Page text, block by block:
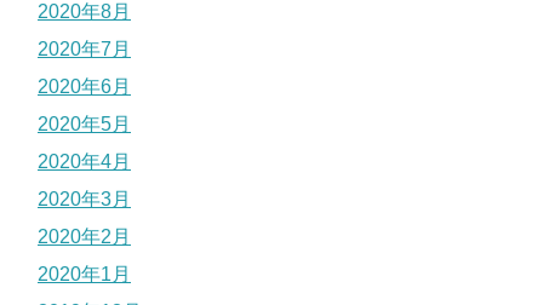
2020年8月
2020年7月
2020年6月
2020年5月
2020年4月
2020年3月
2020年2月
2020年1月